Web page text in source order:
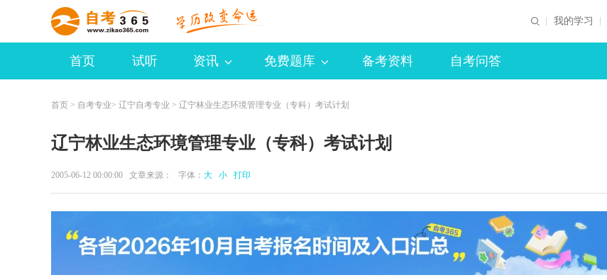
我的学习
首页 试听 资讯 免费题库 备考资料 自考问答
首页 > 自考专业> 辽宁自考专业 > 辽宁林业生态环境管理专业（专科）考试计划
辽宁林业生态环境管理专业（专科）考试计划
2005-06-12 00:00:00 文章来源： 字体： 大 小 打印